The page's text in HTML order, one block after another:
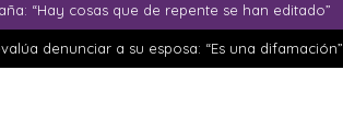
“Hay cosas que de repente se han editado”
denunciar a su esposa: “Es una difamación”